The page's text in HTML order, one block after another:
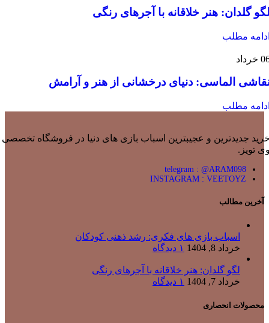
گلدان: هنر خلاقانه با آجرهای رنگی
مطلب
خرداد
الماسی: دنیای درخشانی از هنر و آرامش
مطلب
جدیدترین و عجیبترین اسباب بازی های دنیا در فروشگاه تخصصی
تویز.
telegram : @ARAM098
INSTAGRAM : VEETOYZ
آخرین مطالب
اسباب بازی های فکری: رشد ذهنی کودکان
خرداد 8, 1404
۱ دیدگاه
لگو گلدان: هنر خلاقانه با آجرهای رنگی
خرداد 7, 1404
۱ دیدگاه
محصولات انحصاری